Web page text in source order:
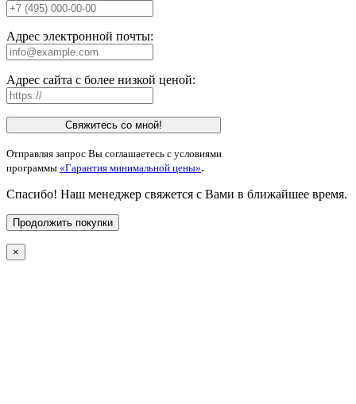
Адрес электронной почты:
Адрес сайта с более низкой ценой:
Свяжитесь со мной!
Отправляя запрос Вы соглашаетесь с условиями
программы «Гарантия минимальной цены».
Спасибо! Наш менеджер свяжется с Вами в ближайшее время.
Продолжить покупки
×